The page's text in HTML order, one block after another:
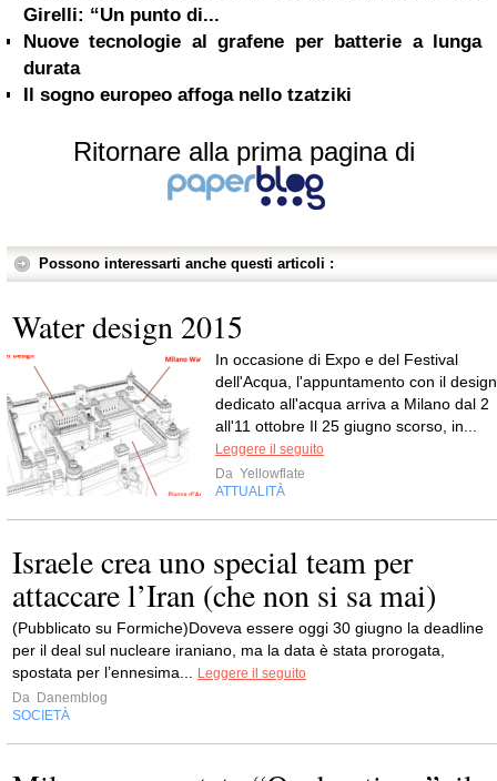
Girelli: “Un punto di...
Nuove tecnologie al grafene per batterie a lunga
durata
Il sogno europeo affoga nello tzatziki
Ritornare alla prima pagina di
Possono interessarti anche questi articoli :
Water design 2015
In occasione di Expo e del Festival
dell'Acqua, l'appuntamento con il design
dedicato all'acqua arriva a Milano dal 2
all'11 ottobre Il 25 giugno scorso, in...
Leggere il seguito
Da Yellowflate
ATTUALITÀ
Israele crea uno special team per
attaccare l’Iran (che non si sa mai)
(Pubblicato su Formiche)Doveva essere oggi 30 giugno la deadline
per il deal sul nucleare iraniano, ma la data è stata prorogata,
spostata per l’ennesima...
Leggere il seguito
Da Danemblog
SOCIETÀ